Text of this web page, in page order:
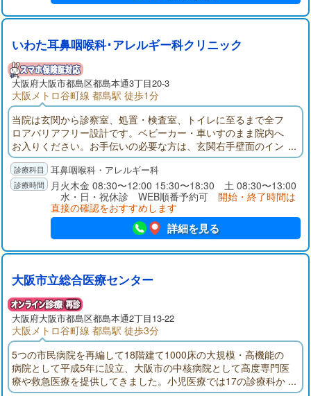
いわた耳鼻咽喉科･アレルギー科クリニック
大阪府大阪市都島区都島本通3丁目20-3
大阪メトロ谷町線 都島駅 徒歩1分
当院は玄関から診察室、処置・検査室、トイレに至るまで全フ
ロアバリアフリー設計です。ベビーカー・車いすのまま院内へ
お入りください。お手伝いの必要な方は、玄関右手壁面のイン
ターフォンにてお申し出下さい。お子様連れのお母さんのため
にキッズスペースやおむつ替えシートをご用意しております。
当院は院内処方です。お会計時にお薬をお渡しできます。診察
後に調剤薬局に向かう手間を省けます。
耳鼻咽喉科・アレルギー科
月火木金 08:30〜12:00 15:30〜18:30 土 08:30〜13:00
水・日・祝休診 WEB順番予約可 開始・終了時間は
直接の確認をおすすめします
詳細を見る
大阪市立総合医療センター
大阪府大阪市都島区都島本通2丁目13-22
大阪メトロ谷町線 都島駅 徒歩3分
5つの市民病院を再編して18階建て1000床の大規模・高機能の
病院として平成5年に設立、大阪市の中核病院として高度専門医
療や救急医療を提供してきました。小児医療では17の診療科か